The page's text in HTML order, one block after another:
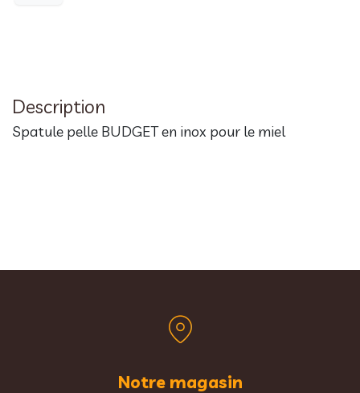
Description
Spatule pelle BUDGET en inox pour le miel
Notre magasin